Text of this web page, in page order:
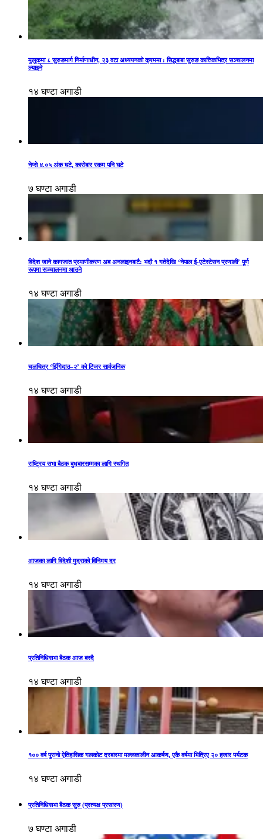
मुलुकमा ८ सुरुङमार्ग निर्माणाधीन, २३ वटा अध्ययनको क्रममा : सिद्धबाबा सुरुङ कात्तिकभित्र सञ्चालनमा
ल्याइने
१४ घण्टा अगाडी
नेप्से ४.०५ अंक घटे, कारोबार रकम पनि घटे
७ घण्टा अगाडी
विदेश जाने कागजात प्रमाणीकरण अब अनलाइनबाटै: भदौ १ गतेदेखि ‘नेपाल ई-एटेस्टेसन प्रणाली’ पूर्ण
रूपमा सञ्चालनमा आउने
१४ घण्टा अगाडी
चलचित्र ‘झिँगेदाउ–२’ को टिजर सार्वजनिक
१४ घण्टा अगाडी
राष्ट्रिय सभा बैठक बुधबारसम्मका लागि स्थगित
१४ घण्टा अगाडी
आजका लागि विदेशी मुद्राको विनिमय दर
१४ घण्टा अगाडी
प्रतिनिधिसभा बैठक आज बस्दै
१४ घण्टा अगाडी
१०० वर्ष पुरानो ऐतिहासिक गलकोट दरबारमा मल्लकालीन आकर्षण, एकै वर्षमा भित्रिए २० हजार पर्यटक
१४ घण्टा अगाडी
प्रतिनिधिसभा बैठक सुरु (प्रत्यक्ष प्रसारण)
७ घण्टा अगाडी